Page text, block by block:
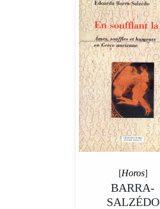
[Horos]
BARRA-
SALZÉDO